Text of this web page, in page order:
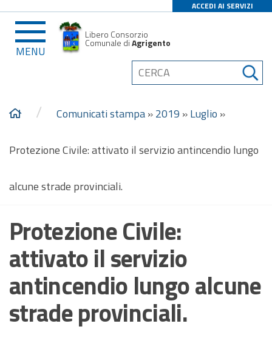
ACCEDI AI SERVIZI
MENU
Libero Consorzio
Comunale diAgrigento
/ Comunicati stampa»2019 »Luglio »
Protezione Civile: attivato il servizio antincendio lungo
alcune strade provinciali.
Protezione Civile:
attivato il servizio
antincendio lungo alcune
strade provinciali.